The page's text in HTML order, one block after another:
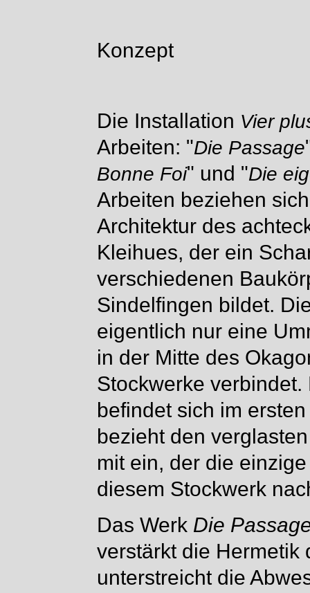
Konzept
Die Installation Vier
Arbeiten: "Die Passage
Bonne Foi" und "Die
Arbeiten beziehen
Architektur des
Kleihues, der ein
verschiedenen
Sindelfingen bildet.
eigentlich nur eine
in der Mitte des
Stockwerke
befindet sich im
bezieht den
mit ein, der die
diesem Stockwerk
Das Werk Die
verstärkt die Hermetik
unterstreicht die